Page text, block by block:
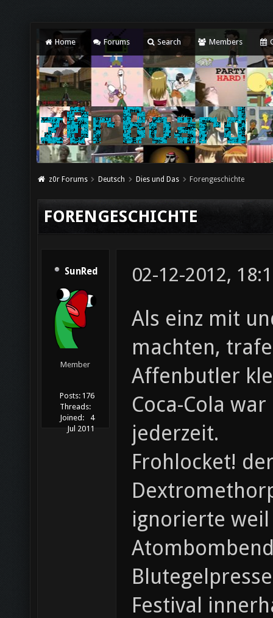
Home Forums Search Members
z0r Forums Deutsch Dies und Das Forengeschichte
FORENGESCHICHTE
SunRed
Member
Posts: 176
Threads:
4
Joined:
Jul 2011
02-12-2012,
Als einz mit
machten,
Affenbutler
Coca-Cola
jederzeit.
Frohlocket!
ignorierte
Festival